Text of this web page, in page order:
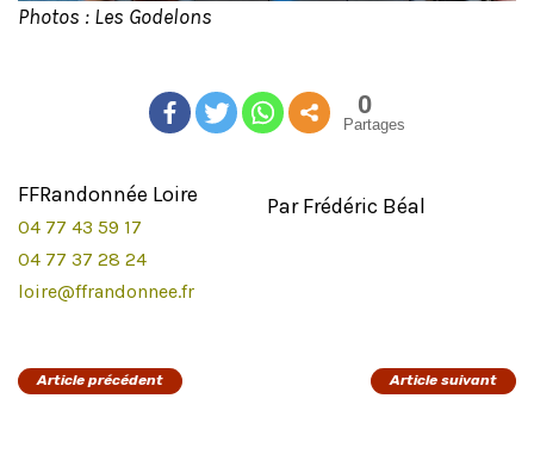
Photos : Les Godelons
0
Partages
FFRandonnée Loire
04 77 43 59 17
04 77 37 28 24
loire@ffrandonnee.fr
Par Frédéric Béal
Article précédent Article suivant